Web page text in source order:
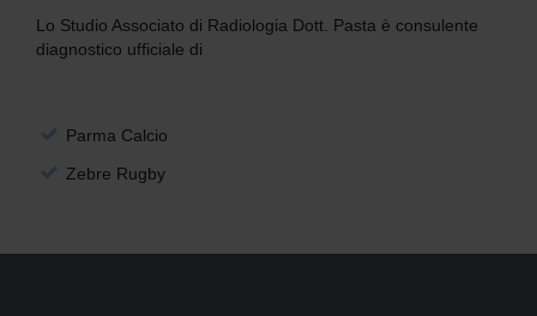
Lo Studio Associato di Radiologia Dott. Pasta è consulente
diagnostico ufficiale di
Parma Calcio
Zebre Rugby